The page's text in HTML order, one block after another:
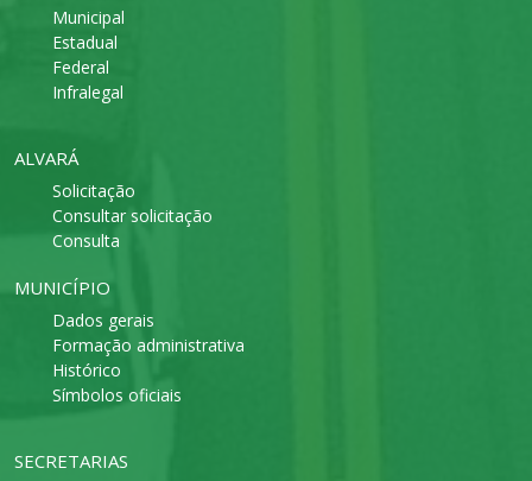
Municipal
Estadual
Federal
Infralegal
ALVARÁ
Solicitação
Consultar solicitação
Consulta
MUNICÍPIO
Dados gerais
Formação administrativa
Histórico
Símbolos oficiais
SECRETARIAS